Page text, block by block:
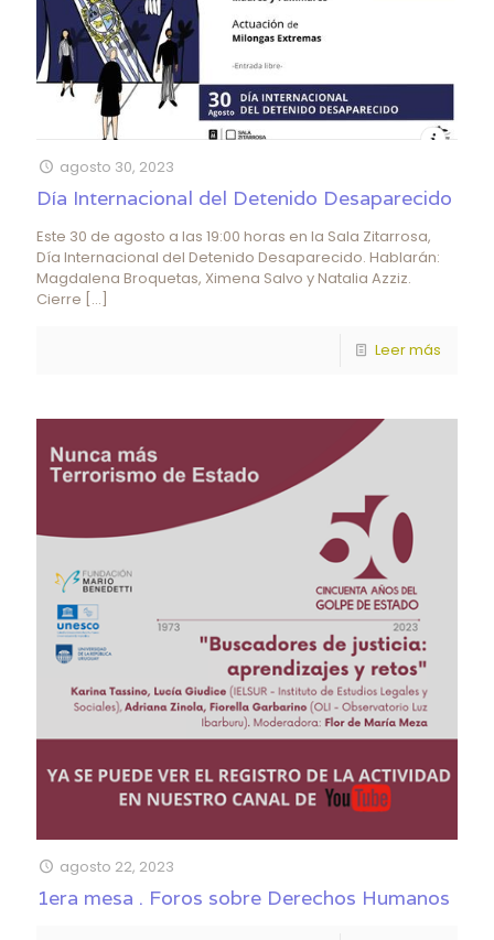
agosto 30, 2023
Día Internacional del Detenido Desaparecido
Este 30 de agosto a las 19:00 horas en la Sala Zitarrosa,
Día Internacional del Detenido Desaparecido. Hablarán:
Magdalena Broquetas, Ximena Salvo y Natalia Azziz.
Cierre […]
Leer más
agosto 22, 2023
1era mesa . Foros sobre Derechos Humanos